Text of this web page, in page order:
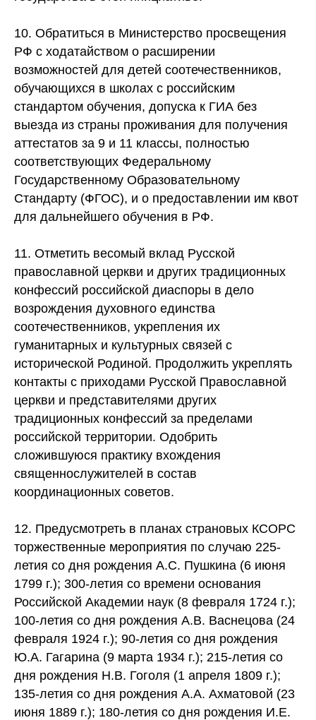
10. Обратиться в Министерство просвещения
РФ с ходатайством о расширении
возможностей для детей соотечественников,
обучающихся в школах с российским
стандартом обучения, допуска к ГИА без
выезда из страны проживания для получения
аттестатов за 9 и 11 классы, полностью
соответствующих Федеральному
Государственному Образовательному
Стандарту (ФГОС), и о предоставлении им квот
для дальнейшего обучения в РФ.
11. Отметить весомый вклад Русской
православной церкви и других традиционных
конфессий российской диаспоры в дело
возрождения духовного единства
соотечественников, укрепления их
гуманитарных и культурных связей с
исторической Родиной. Продолжить укреплять
контакты с приходами Русской Православной
церкви и представителями других
традиционных конфессий за пределами
российской территории. Одобрить
сложившуюся практику вхождения
священнослужителей в состав
координационных советов.
12. Предусмотреть в планах страновых КСОРС
торжественные мероприятия по случаю 225-
летия со дня рождения А.С. Пушкина (6 июня
1799 г.); 300-летия со времени основания
Российской Академии наук (8 февраля 1724 г.);
100-летия со дня рождения А.В. Васнецова (24
февраля 1924 г.); 90-летия со дня рождения
Ю.А. Гагарина (9 марта 1934 г.); 215-летия со
дня рождения Н.В. Гоголя (1 апреля 1809 г.);
135-летия со дня рождения А.А. Ахматовой (23
июня 1889 г.); 180-летия со дня рождения И.Е.